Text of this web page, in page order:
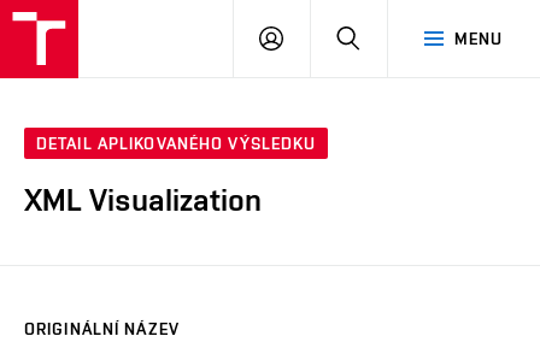
MENU
PŘIHLÁSIT
DETAIL APLIKOVANÉHO VÝSLEDKU
XML Visualization
ORIGINÁLNÍ NÁZEV